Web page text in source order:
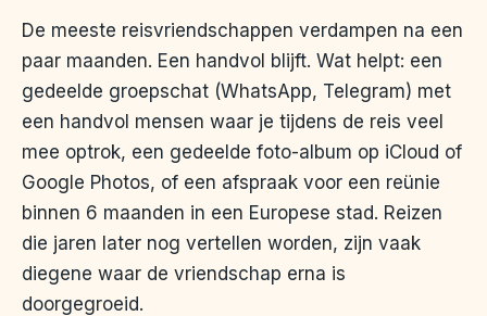
De meeste reisvriendschappen verdampen na een
paar maanden. Een handvol blijft. Wat helpt: een
gedeelde groepschat (WhatsApp, Telegram) met
een handvol mensen waar je tijdens de reis veel
mee optrok, een gedeelde foto-album op iCloud of
Google Photos, of een afspraak voor een reünie
binnen 6 maanden in een Europese stad. Reizen
die jaren later nog vertellen worden, zijn vaak
diegene waar de vriendschap erna is
doorgegroeid.